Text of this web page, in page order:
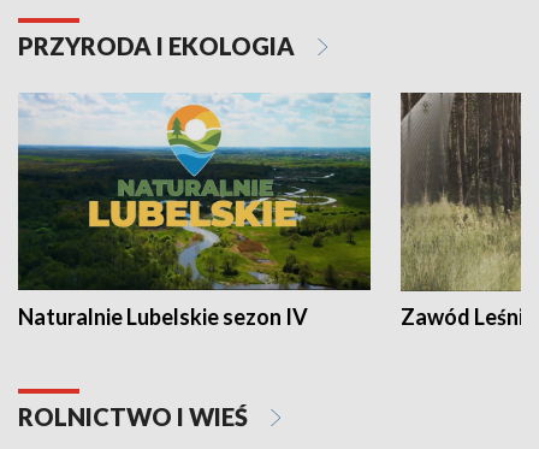
PRZYRODA I EKOLOGIA
Naturalnie Lubelskie sezon IV Zawód Leśnik
ROLNICTWO I WIEŚ